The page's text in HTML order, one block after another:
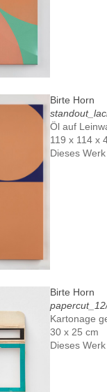
Birte Horn
Öl auf
119 x 114 x
Dieses
Birte Horn
Kartonage
30 x 25 cm
Dieses